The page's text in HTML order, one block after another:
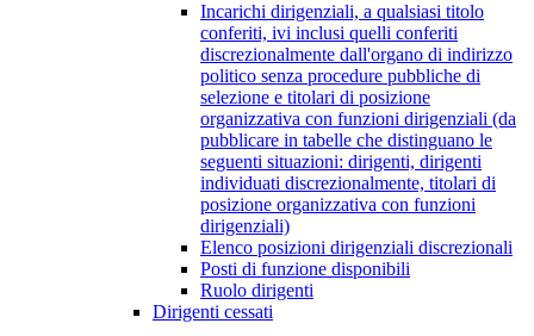
Incarichi dirigenziali, a qualsiasi titolo
conferiti, ivi inclusi quelli conferiti
discrezionalmente dall'organo di indirizzo
politico senza procedure pubbliche di
selezione e titolari di posizione
organizzativa con funzioni dirigenziali (da
pubblicare in tabelle che distinguano le
seguenti situazioni: dirigenti, dirigenti
individuati discrezionalmente, titolari di
posizione organizzativa con funzioni
dirigenziali)
Elenco posizioni dirigenziali discrezionali
Posti di funzione disponibili
Ruolo dirigenti
Dirigenti cessati